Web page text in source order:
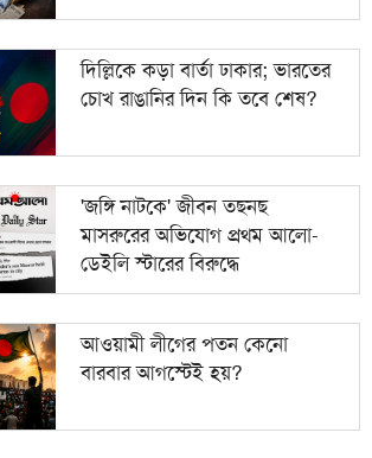
দিল্লিকে কড়া বার্তা ঢাকার; ভারতের
চোখ রাঙানির দিন কি তবে শেষ?
'জঙ্গি নাটকে' জীবন তছনছ
মাসরুরের অভিযোগ প্রথম আলো-
ডেইলি স্টারের বিরুদ্ধে
আওয়ামী লীগের পতন কেনো
বারবার আগস্টেই হয়?